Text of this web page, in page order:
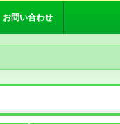
お問い合わせ